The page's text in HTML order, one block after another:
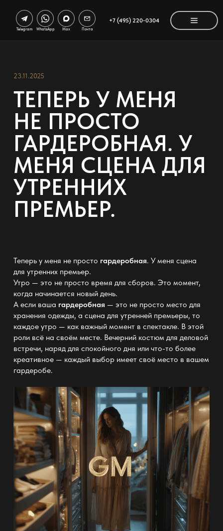
+7 (495) 220-0304
Telegram WhatsApp Max Почта
23.11.2025
ТЕПЕРЬ У МЕНЯ
НЕ ПРОСТО
ГАРДЕРОБНАЯ. У
МЕНЯ СЦЕНА ДЛЯ
УТРЕННИХ
ПРЕМЬЕР.
Теперь у меня не просто гардеробная. У меня сцена
для утренних премьер.
Утро — это не просто время для сборов. Это момент,
когда начинается новый день.
А если ваша гардеробная — это не просто место для
хранения одежды, а сцена для утренней премьеры, то
каждое утро — как важный момент в спектакле. В этой
роли всё на своём месте. Вечерний костюм для деловой
встречи, наряд для спокойного дня или что-то более
креативное — каждый выбор имеет своёместо в вашем
гардеробе.